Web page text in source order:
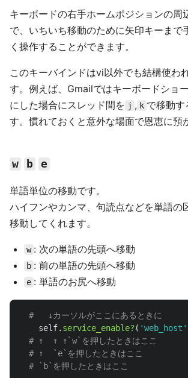
キーボードの右手ホームポジションの周
で、いちいち移動のために矢印キーまで
く操作することができます。
このキーバインドはvi以外でも結構使わ
す。例えば、Gmailではキーボードショ
にした場合にスレッド間を j , k で移動す
す。慣れておくと意外な場面で恩恵に預
w b e
単語単位の移動です。
ハイフンやカンマ、句読点などを単語の
移動してくれます。
w : 次の単語の先頭へ移動
b : 前の単語の先頭へ移動
e : 単語のお尻へ移動
#   ↓カーソルがここにあるときに
self. service_enable? ( 'web_host'
# ↑  ↑ ↑`w`を押したときはここ
# ↑  `e`を押したときはここ
# `b`を押したときはここ